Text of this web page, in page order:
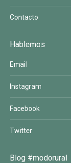
Contacto
Hablemos
Email
Instagram
Facebook
Twitter
Blog #modorural